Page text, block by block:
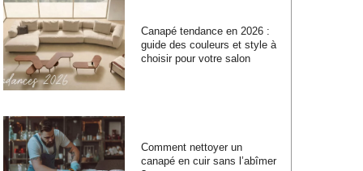
Canapé tendance en 2026 :
guide des couleurs et style à
choisir pour votre salon
Comment nettoyer un
canapé en cuir sans l’abîmer